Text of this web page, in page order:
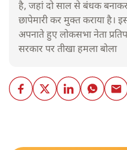
है, जहां दो साल से बंधक
छापेमारी कर मुक्त कराया है।
अपनाते हुए लोकसभा नेता
सरकार पर तीखा हमला बोला